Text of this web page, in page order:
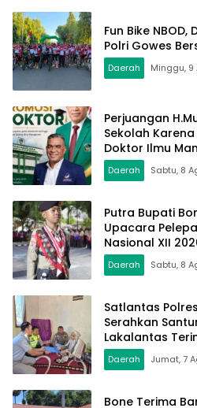
Fun Bike
Polri Gowes
Daerah Minggu, 9
Perjuangan
Sekolah Karena
Doktor Ilmu
Daerah Sabtu, 8
Putra Bupati
Upacara
Nasional XII
Daerah Sabtu, 8
Satlantas
Serahkan
Lakalantas
Daerah Jumat, 7
Bone Terima